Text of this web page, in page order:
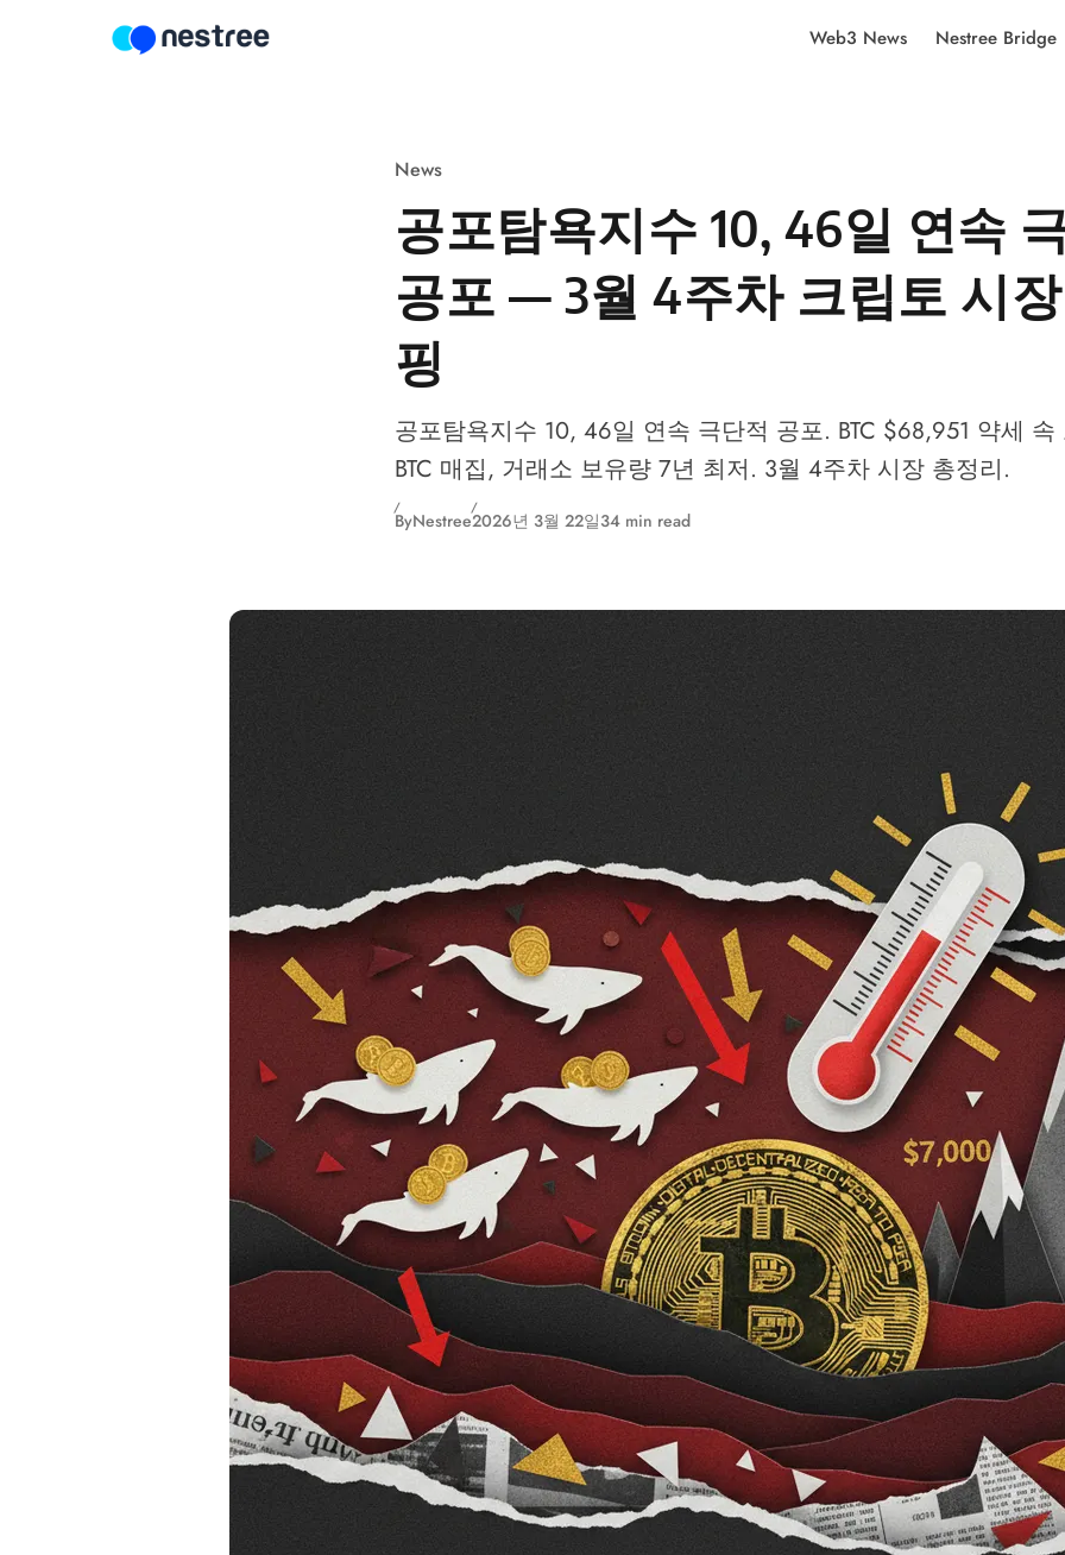
Web3 News Nestree Bridge
News
공포탐욕지수 10, 46일 연속
공포 — 3월 4주차 크립토 시
핑
공포탐욕지수 10, 46일 연속 극단적 공포. BTC $68,951 약세
BTC 매집, 거래소 보유량 7년 최저. 3월 4주차 시장 총정리.
ByNestree2026년 3월 22일34 min read